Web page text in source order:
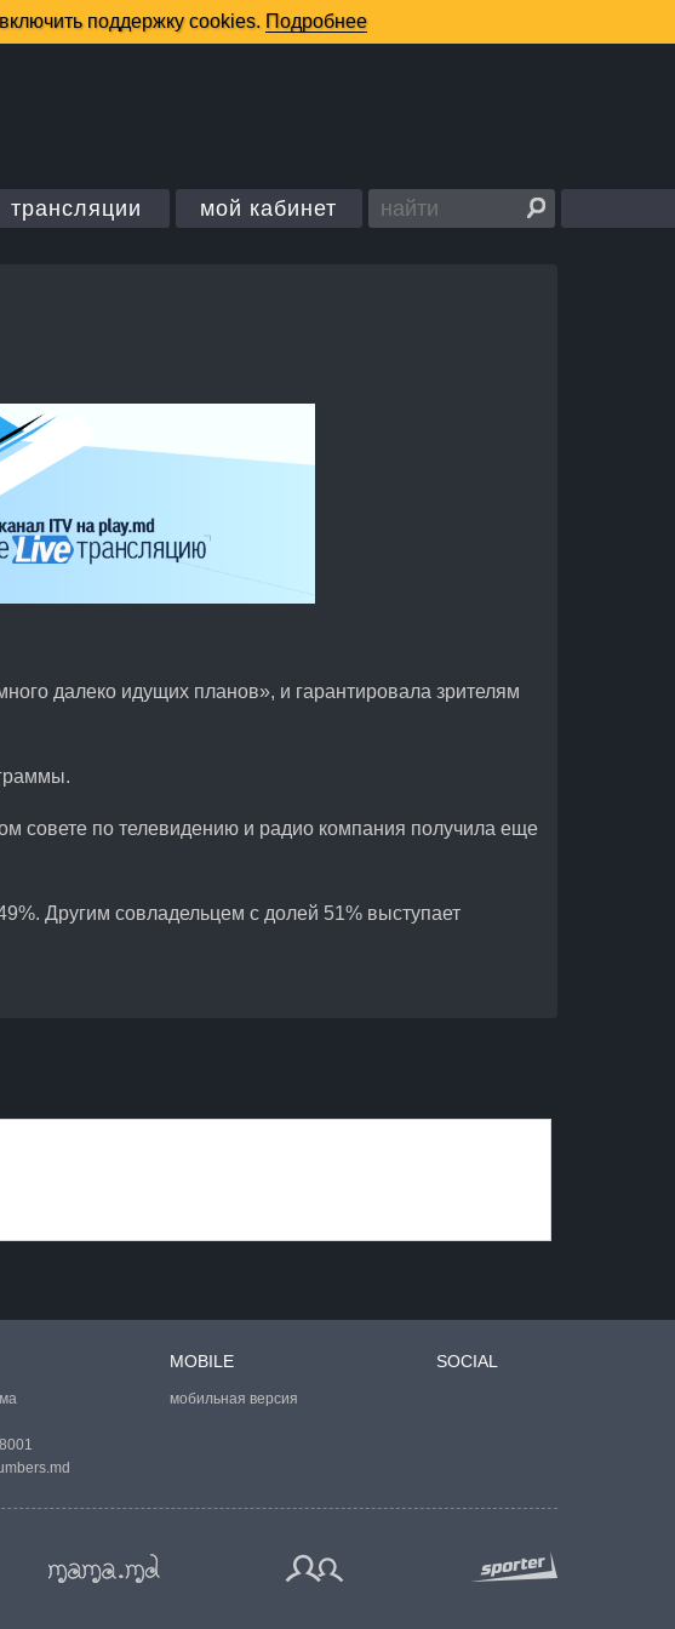
трансляции мой кабинет
далеко идущих планов», и гарантировала зрителям
совете по телевидению и радио компания получила еще
Другим совладельцем с долей 51% выступает
MOBILE
мобильная версия
SOCIAL